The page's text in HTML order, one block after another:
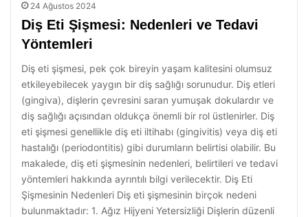
24 Ağustos 2024
Diş Eti Şişmesi: Nedenleri ve Tedavi
Yöntemleri
Diş eti şişmesi, pek çok bireyin yaşam kalitesini olumsuz
etkileyebilecek yaygın bir diş sağlığı sorunudur. Diş etleri
(gingiva), dişlerin çevresini saran yumuşak dokulardır ve
diş sağlığı açısından oldukça önemli bir rol üstlenirler. Diş
eti şişmesi genellikle diş eti iltihabı (gingivitis) veya diş eti
hastalığı (periodontitis) gibi durumların belirtisi olabilir. Bu
makalede, diş eti şişmesinin nedenleri, belirtileri ve tedavi
yöntemleri hakkında ayrıntılı bilgi verilecektir. Diş Eti
Şişmesinin Nedenleri Diş eti şişmesinin birçok nedeni
bulunmaktadır: 1. Ağız Hijyeni Yetersizliği Dişlerin düzenli